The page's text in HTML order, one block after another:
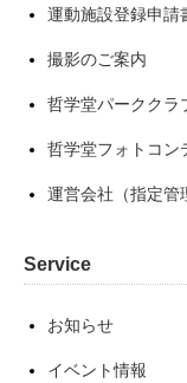
運動施設登録申請
撮影のご案内
哲学堂パーククラ
哲学堂フォトコン
運営会社（指定管
Service
お知らせ
イベント情報